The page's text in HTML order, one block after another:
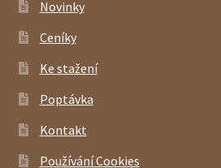
Novinky
Ceníky
Ke stažení
Poptávka
Kontakt
Používání Cookies